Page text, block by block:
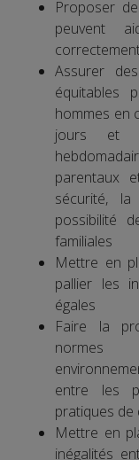
Proposer
peuvent
Assurer
équitables
hommes en
jours et
parentaux
sécurité,
possibilité
familiales
Mettre en
pallier les
égales
Faire la
normes
entre les
pratiques de
Mettre en
inégalités